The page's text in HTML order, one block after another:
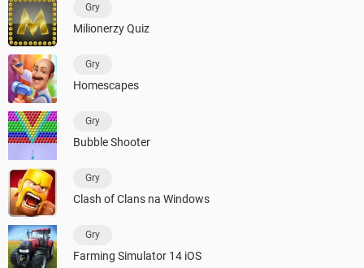
Gry
Milionerzy Quiz
Gry
Homescapes
Gry
Bubble Shooter
Gry
Clash of Clans na Windows
Gry
Farming Simulator 14 iOS